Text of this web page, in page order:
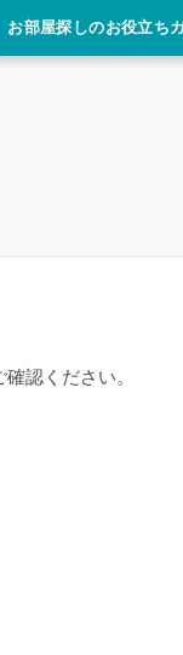
お部屋探しのお役立ち
認ください。